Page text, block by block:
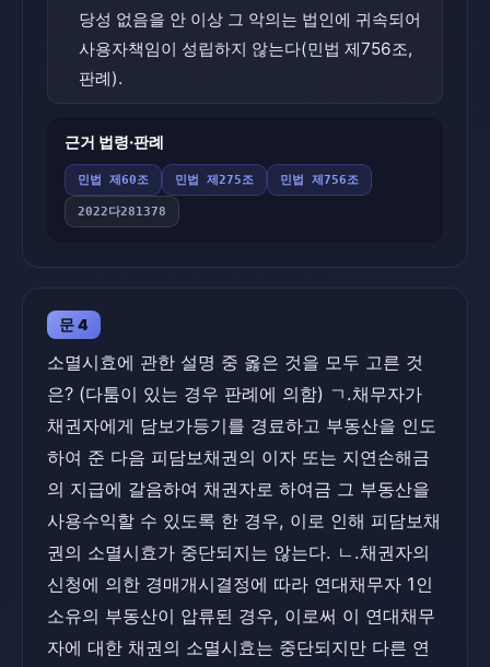
당성 없음을 안 이상 그 악의는 법인에 귀속되어
사용자책임이 성립하지 않는다(민법 제756조,
판례).
근거 법령·판례
민법 제60조 민법 제275조 민법 제756조
2022다281378
문 4
소멸시효에 관한 설명 중 옳은 것을 모두 고른 것
은? (다툼이 있는 경우 판례에 의함) ㄱ.채무자가
채권자에게 담보가등기를 경료하고 부동산을 인도
하여 준 다음 피담보채권의 이자 또는 지연손해금
의 지급에 갈음하여 채권자로 하여금 그 부동산을
사용수익할 수 있도록 한 경우, 이로 인해 피담보채
권의 소멸시효가 중단되지는 않는다. ㄴ.채권자의
신청에 의한 경매개시결정에 따라 연대채무자 1인
소유의 부동산이 압류된 경우, 이로써 이 연대채무
자에 대한 채권의 소멸시효는 중단되지만 다른 연